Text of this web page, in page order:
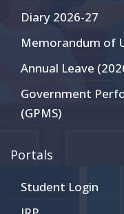
Diary 2026-27
Memorandum of
Annual Leave
Government
(GPMS)
Portals
Student Login